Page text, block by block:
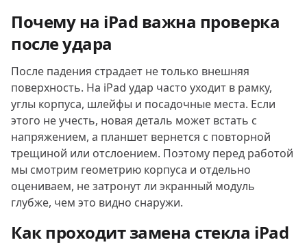
Почему на iPad важна проверка
после удара
После падения страдает не только внешняя
поверхность. На iPad удар часто уходит в рамку,
углы корпуса, шлейфы и посадочные места. Если
этого не учесть, новая деталь может встать с
напряжением, а планшет вернется с повторной
трещиной или отслоением. Поэтому перед работой
мы смотрим геометрию корпуса и отдельно
оцениваем, не затронут ли экранный модуль
глубже, чем это видно снаружи.
Как проходит замена стекла iPad